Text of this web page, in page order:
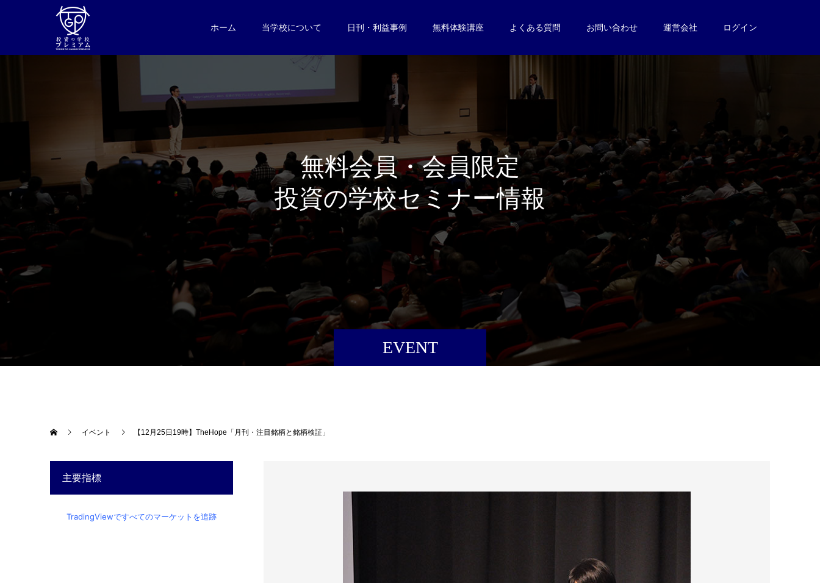
ホーム 当学校について 日刊・利益事例 無料体験講座 よくある質問 お問い合わせ 運営会社 ログイン
EVENT
無料会員・会員 限定
投資の学校セミナー情報
イベント 【12月25日19時】TheHope「月刊・注目銘柄と銘柄検証」
主要指標
TradingViewですべてのマーケットを追跡